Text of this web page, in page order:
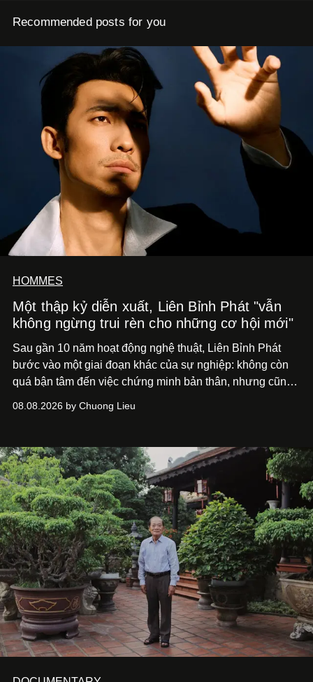
Recommended posts for you
HOMMES
Một thập kỷ diễn xuất, Liên Bỉnh Phát "vẫn
không ngừng trui rèn cho những cơ hội mới"
Sau gần 10 năm hoạt động nghệ thuật, Liên Bỉnh Phát
bước vào một giai đoạn khác của sự nghiệp: không còn
quá bận tâm đến việc chứng minh bản thân, nhưng cũng
phim điện ảnh trong nửa đầu 2026 đến hành trình trở lại
bằng một tâm thế điềm tĩnh hơn. Anh tiếp tục học hỏi, trau
dồi và chờ đợi những vai diễn đủ sức đưa mình đến
những vùng đất mới. Ở tuổi ngoài 30, điều anh theo đuổi
không phải những đích đến quá lớn, mà là khả năng luôn
tiến về phía trước.
08.08.2026 by Chuong Lieu